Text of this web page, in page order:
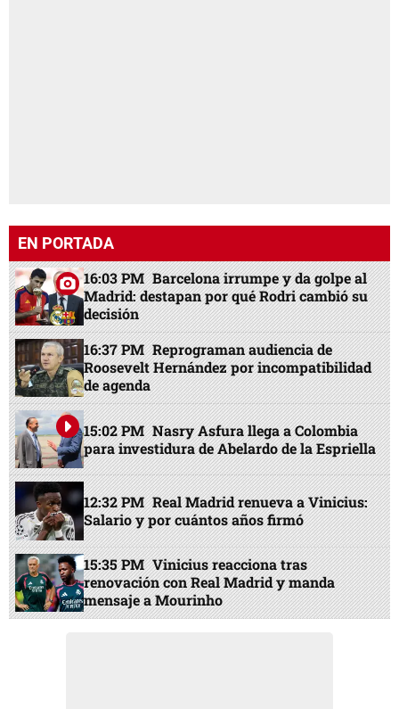
EN PORTADA
16:03 PM Barcelona irrumpe y da golpe al
Madrid: destapan por qué Rodri cambió su
decisión
16:37 PM Reprograman audiencia de
Roosevelt Hernández por incompatibilidad
de agenda
15:02 PM Nasry Asfura llega a Colombia
para investidura de Abelardo de la Espriella
12:32 PM Real Madrid renueva a Vinicius:
Salario y por cuántos años firmó
15:35 PM Vinicius reacciona tras
renovación con Real Madrid y manda
mensaje a Mourinho